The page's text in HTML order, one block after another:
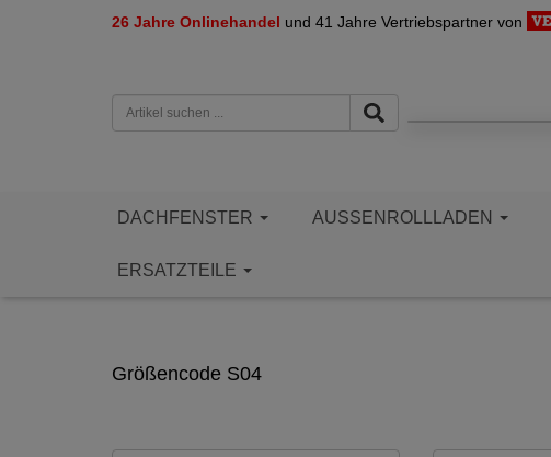
26 Jahre Onlinehandel und 41 Jahre Vertriebspartner von
DACHFENSTER AUSSENROLLLADEN
ERSATZTEILE
Größencode S04